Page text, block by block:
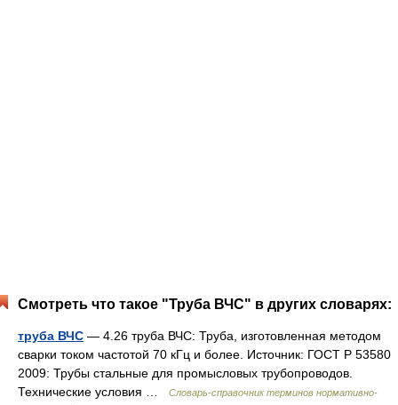
Смотреть что такое "Труба ВЧС" в других словарях:
труба ВЧС — 4.26 труба ВЧС: Труба, изготовленная методом
сварки током частотой 70 кГц и более. Источник: ГОСТ Р 53580
2009: Трубы стальные для промысловых трубопроводов.
Технические условия …
Словарь-справочник терминов нормативно-